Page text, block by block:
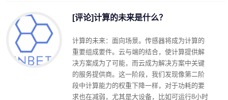
[评论]计算的未来是什么？
计算的未来：面向场景。传感器将成为计算的
重要组成要件。云与端的结合，使计算提供解
决方案成为了可能，而云成为解决方案中关键
的服务提供商。这一阶段，我们发现像第二阶
段中计算能力的权重下降一样，对于功耗的要
求也在减弱，尤其是大设备，比如可运行8小时